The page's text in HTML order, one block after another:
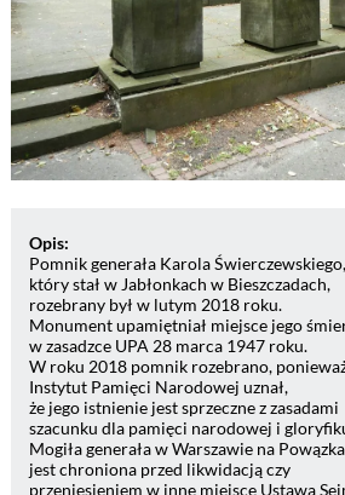
Opis:
Pomnik generała Karola Świerczewskiego,
który stał w Jabłonkach w Bieszczadach,
rozebrany był w lutym 2018 roku.
Monument upamiętniał miejsce jego
w zasadzce UPA 28 marca 1947 roku.
W roku 2018 pomnik rozebrano,
Instytut Pamięci Narodowej uznał,
że jego istnienie jest sprzeczne z zasadami
szacunku dla pamięci narodowej i
Mogiła generała w Warszawie na
jest chroniona przed likwidacją czy
przeniesieniem w inne miejsce Ustawą